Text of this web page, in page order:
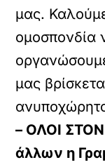
μας.
ομοσπονδία
μας
– ΟΛΟΙ ΣΤΟΝ
άλλων η